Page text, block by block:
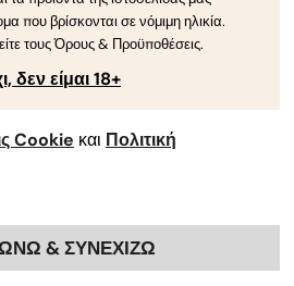
που βρίσκονται σε νόμιμη ηλικία.
τους Όρους & Προϋποθέσεις.
δεν είμαι 18+
Cookie και Πολιτική
& ΣΥΝΕΧΙΖΩ